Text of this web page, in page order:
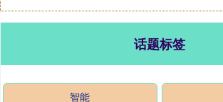
话题标签
智能